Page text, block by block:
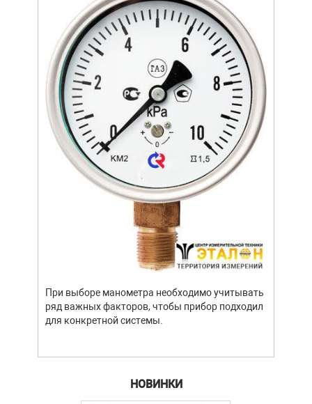
При выборе манометра необходимо учитывать
ряд важных факторов, чтобы прибор подходил
для конкретной системы.
НОВИНКИ